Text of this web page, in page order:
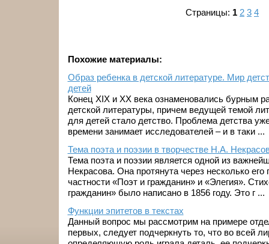
Страницы: 1 2 3 4
Похожие материалы:
Образ ребенка в детской литературе. Мир
детей
Конец XIX и XX века ознаменовались бурным
детской литературы, причем ведущей темой
для детей стало детство. Проблема детства
времени занимает исследователей – и в таки ...
Тема поэта и поэзии в творчестве Н.А.
Тема поэта и поэзии является одной из
Некрасова. Она протянута через несколько его
частности «Поэт и гражданин» и «Элегия».
гражданин» было написано в 1856 году. Это г ...
Функции эпитетов в текстах
Данный вопрос мы рассмотрим на примере
первых, следует подчеркнуть то, что во всей